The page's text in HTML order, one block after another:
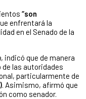
“son
enfrentará la
en el Senado de la
, indicó que de manera
las autoridades
particularmente de
. Asimismo, afirmó que
como senador.